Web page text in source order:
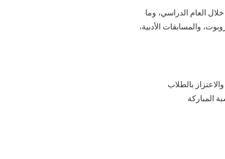
العام الدراسي، وما
والمسابقات الأدبية،
بالطلاب
المباركة